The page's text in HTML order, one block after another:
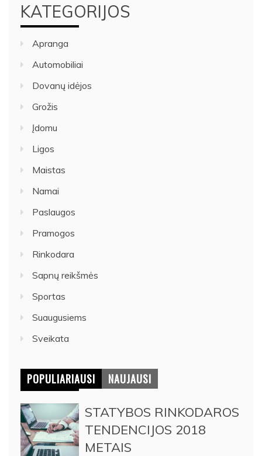
KATEGORIJOS
Apranga
Automobiliai
Dovanų idėjos
Grožis
Įdomu
Ligos
Maistas
Namai
Paslaugos
Pramogos
Rinkodara
Sapnų reikšmės
Sportas
Suaugusiems
Sveikata
POPULIARIAUSI NAUJAUSI
STATYBOS RINKODAROS
TENDENCIJOS 2018
METAIS